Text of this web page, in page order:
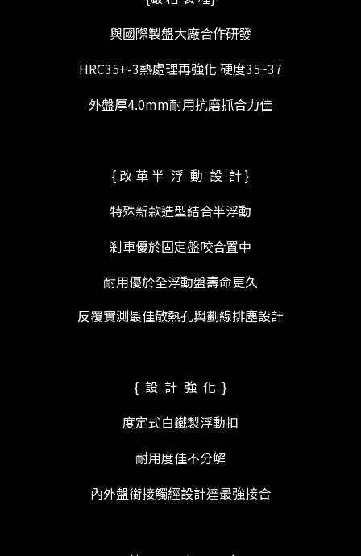
與國際製盤大廠合作研發
HRC35+-3熱處理再強化 硬度35~37
外盤厚4.0mm耐用抗磨抓合力佳
{ 改 革 半 浮 動 設 計 }
特殊新款造型結合半浮動
剎車優於固定盤咬合置中
耐用優於全浮動盤壽命更久
反覆實測最佳散熱孔與劃線排塵設計
{ 設 計 強 化 }
度定式白鐵製浮動扣
耐用度佳不分解
內外盤銜接觸經設計達最強接合